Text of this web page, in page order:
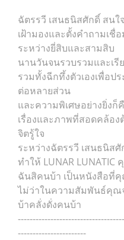
ฉัตรรวี เสนธนิสศักดิ์ สนใ
เฝ้ามองและตั้งคำถามเชื่
ระหว่างยี่สิบและสามสิบ
นานวันจนรวบรวมและเรีย
รวมทั้งฉีกทึ้งตัวเองเพื่อป
ต่อหลายส่วน
และความพิเศษอย่างยิ่งก็
เรื่องและภาพที่สอดคล้อ
จิตรู้ใจ
ระหว่างฉัตรรวี เสนธนิส
ทำให้ LUNAR
ฉันสิคนบ้า เป็นหนังสือที่
ไม่ว่าในความสัมพันธ์คุณ
บ้าคลั่งดั่งคนบ้า
-----------------------